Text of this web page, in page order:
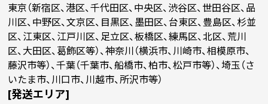
東京（新宿区、港区、千代田区、中央区、渋谷区、世田谷区、品
川区、中野区、文京区、目黒区、墨田区、台東区、豊島区、杉並
区、江東区、江戸川区、足立区、板橋区、練馬区、北区、荒川
区、大田区、葛飾区等）、神奈川（横浜市、川崎市、相模原市、
藤沢市等）、千葉（千葉市、船橋市、柏市、松戸市等）、埼玉（さ
いたま市、川口市、川越市、所沢市等）
[発送エリア]